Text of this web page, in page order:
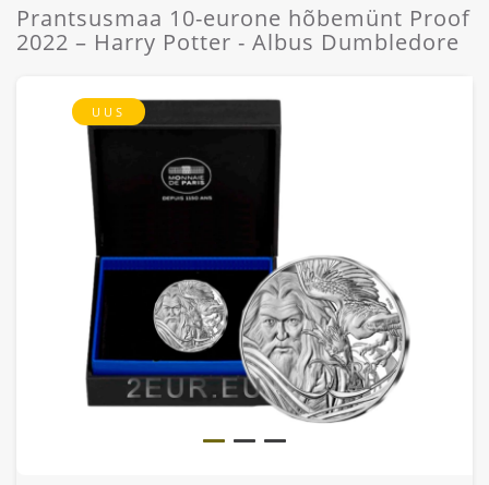
Prantsusmaa 10-eurone hõbemünt Proof
2022 – Harry Potter - Albus Dumbledore
UUS